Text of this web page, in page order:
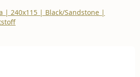
| 240x115 | Black/Sandstone |